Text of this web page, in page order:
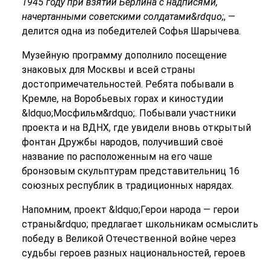
1945 году при взятии Берлина с надписями,
начертанными советскими солдатами&rdquo;, —
делится одна из победителей Софья Шарычева.
Музейную программу дополнило посещение
знаковых для Москвы и всей страны
достопримечательностей. Ребята побывали в
Кремле, на Воробьевых горах и киностудии
&ldquo;Мосфильм&rdquo;. Побывали участники
проекта и на ВДНХ, где увидели вновь открытый
фонтан Дружбы народов, получивший своё
название по расположенным на его чаше
бронзовым скульптурам представительниц 16
союзных республик в традиционных нарядах.
Напомним, проект &ldquo;Герои народа — герои
страны&rdquo; предлагает школьникам осмыслить
победу в Великой Отечественной войне через
судьбы героев разных национальностей, героев